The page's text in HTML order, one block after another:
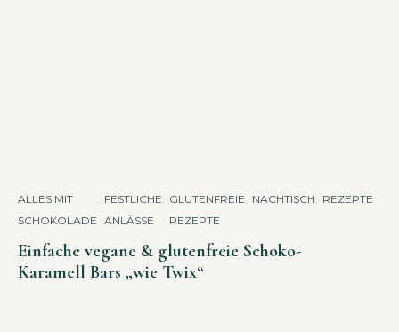
ALLES MIT
SCHOKOLADE
, FESTLICHE
ANLÄSSE
, GLUTENFREIE
REZEPTE
, NACHTISCH, REZEPTE
Einfache vegane & glutenfreie Schoko-
Karamell Bars „wie Twix“